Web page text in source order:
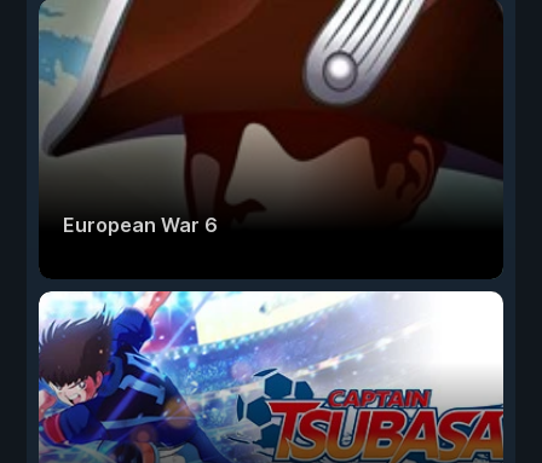
European War 6